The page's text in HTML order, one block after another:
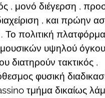
, μονό διέγερση ,
, και πρώην
Το πολιτική
υψηλού
διατηρούν τακτικός ,
φυσική
τμήμα δικαίως